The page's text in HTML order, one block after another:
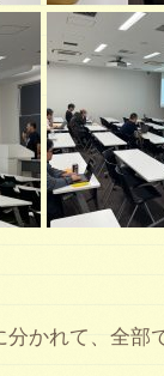
分かれて、全部